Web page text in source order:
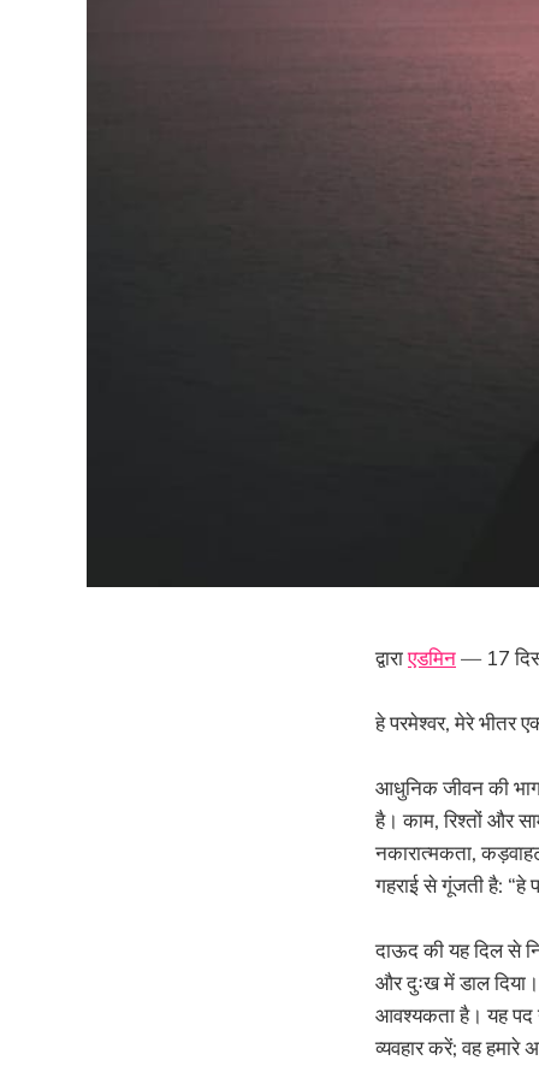
द्वाराएडमिन— 17
हे परमेश्वर, मेरे भीतर
आधुनिक जीवन की
है। काम, रिश्तों और
नकारात्मकता,
गहराई से गूंजती है: “हे
दाऊद की यह दिल से
और दुःख में डाल
आवश्यकता है। यह पद
व्यवहार करें; वह